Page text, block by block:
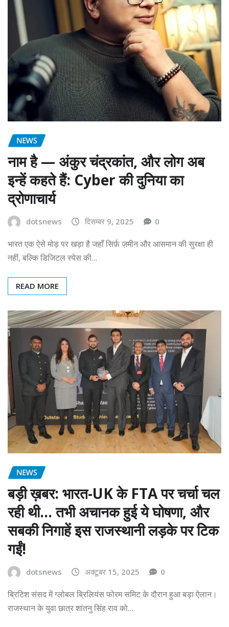
NEWS
नाम है — अंकुर चंद्रकांत, और लोग अब
इन्हें कहते हैं: Cyber की दुनिया का
द्रोणाचार्य
dotsnews दिसम्बर 9, 2025 0
भारत एक ऐसे मोड़ पर खड़ा है जहाँ सिर्फ़ ज़मीन और आसमान की सुरक्षा ही
नहीं, बल्कि डिजिटल स्पेस की…
READ MORE
NEWS
बड़ी ख़बर: भारत-UK के FTA पर चर्चा चल
रही थी… तभी अचानक हुई ये घोषणा, और
सबकी निगाहें इस राजस्थानी लड़के पर टिक
गईं!
dotsnews अक्टूबर 15, 2025 0
ब्रिटिश संसद में ग्लोबल ब्रिलियंस फोरम समिट के दौरान हुआ बड़ा ऐलान।
राजस्थान के युवा छात्र शांतनु सिंह राव को…